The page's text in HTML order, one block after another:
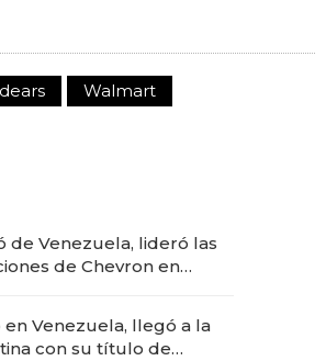
Walmart
de Venezuela, lideró las
de Chevron en
en Venezuela, llegó a la
con su título de